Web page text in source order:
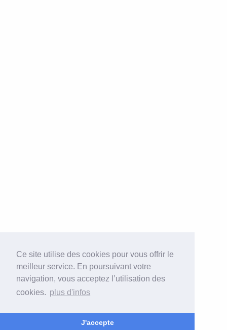
Ce site utilise des cookies pour vous offrir le
meilleur service. En poursuivant votre
navigation, vous acceptez l’utilisation des
cookies. plus d'infos
J'accepte